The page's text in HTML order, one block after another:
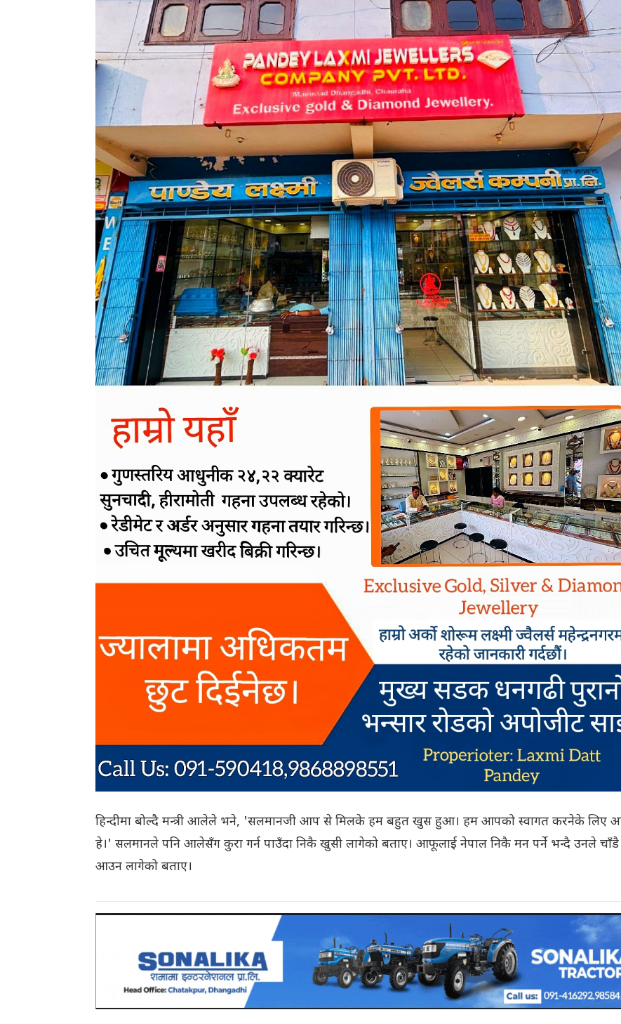
हिन्दीमा बोल्दै मन्त्री आलेले भने, 'सलमानजी आप से मिलके हम बहुत खुस हुआ। हम आपको स्वागत करनेके लिए
हे।' सलमानले पनि आलेसँग कुरा गर्न पाउँदा निकै खुसी लागेको बताए। आफूलाई नेपाल निकै मन पर्ने भन्दै उनले
आउन लागेको बताए।